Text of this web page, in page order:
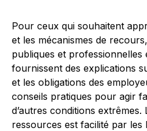
Pour ceux qui souhaitent
et les mécanismes de
publiques et professionnelles
fournissent des explications
et les obligations des
conseils pratiques pour agir
d’autres conditions extrêmes.
ressources est facilité par les